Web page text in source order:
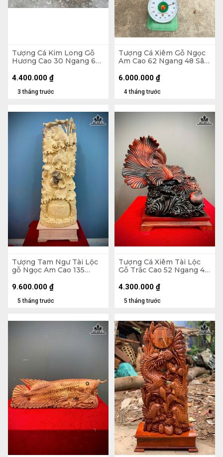
Tượng Cá Kim Long Gỗ
Hương Cao 30 Ngang 66
3 tháng trước
4.400.000 ₫
Tượng Cá Xiêm Gỗ Ngọc
Am Cao 62 Ngang 48 Sâu
4 tháng trước
6.000.000 ₫
Tượng Tam Ngư Tài Lộc
gỗ Ngọc Am Cao 135
5 tháng trước
9.600.000 ₫
Tượng Cá Xiêm Tài Lộc
Gỗ Trắc Cao 52 Ngang 48
5 tháng trước
4.300.000 ₫